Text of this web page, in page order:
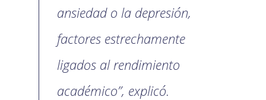
ansiedad o la depresión,
factores estrechamente
ligados al rendimiento
académico”, explicó.